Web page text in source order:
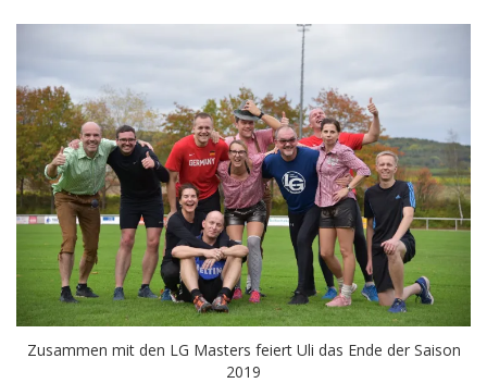
Zusammen mit den LG Masters feiert Uli das Ende der Saison
2019